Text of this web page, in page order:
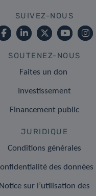
SUIVEZ-NOUS
SOUTENEZ-NOUS
Faites un don
Investissement
Financement public
JURIDIQUE
Conditions générales
des données
Notice sur l’utilisation des